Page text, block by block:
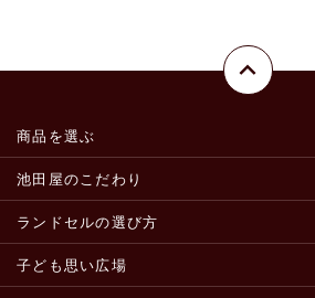
商品を選ぶ
池田屋のこだわり
ランドセルの選び方
子ども思い広場